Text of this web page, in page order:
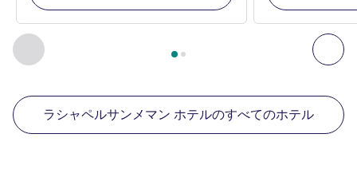
前に戻る - 周辺の他の施設 次
2ページ中 , 周辺の他の施設 1 :, 周辺の他の施設 2
ラシャペルサンメマン ホテルのすべてのホテル